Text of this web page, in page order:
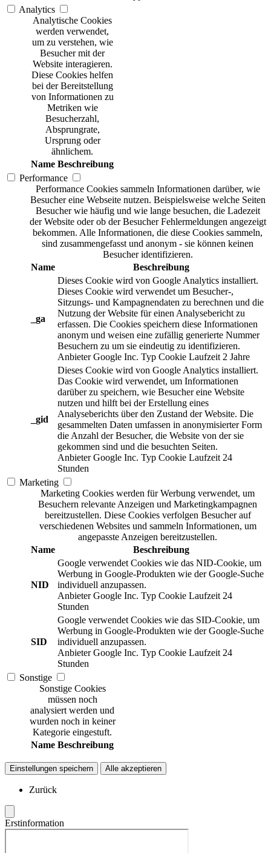
Analytics
Analytische Cookies
werden verwendet,
um zu verstehen, wie
Besucher mit der
Website interagieren.
Diese Cookies helfen
bei der Bereitstellung
von Informationen zu
Metriken wie
Besucherzahl,
Absprungrate,
Ursprung oder
ähnlichem.
Name Beschreibung
Performance
Performance Cookies sammeln Informationen darüber, wie
Besucher eine Webseite nutzen. Beispielsweise welche Seiten
Besucher wie häufig und wie lange besuchen, die Ladezeit
der Website oder ob der Besucher Fehlermeldungen angezeigt
bekommen. Alle Informationen, die diese Cookies sammeln,
sind zusammengefasst und anonym - sie können keinen
Besucher identifizieren.
Name
Beschreibung
_ga
Dieses Cookie wird von Google Analytics installiert.
Dieses Cookie wird verwendet um Besucher-,
Sitzungs- und Kampagnendaten zu berechnen und die
Nutzung der Website für einen Analysebericht zu
erfassen. Die Cookies speichern diese Informationen
anonym und weisen eine zufällig generierte Nummer
Besuchern zu um sie eindeutig zu identifizieren.
Anbieter Google Inc. Typ Cookie Laufzeit 2 Jahre
_gid
Dieses Cookie wird von Google Analytics installiert.
Das Cookie wird verwendet, um Informationen
darüber zu speichern, wie Besucher eine Website
nutzen und hilft bei der Erstellung eines
Analyseberichts über den Zustand der Website. Die
gesammelten Daten umfassen in anonymisierter Form
die Anzahl der Besucher, die Website von der sie
gekommen sind und die besuchten Seiten.
Anbieter Google Inc. Typ Cookie Laufzeit 24
Stunden
Marketing
Marketing Cookies werden für Werbung verwendet, um
Besuchern relevante Anzeigen und Marketingkampagnen
bereitzustellen. Diese Cookies verfolgen Besucher auf
verschiedenen Websites und sammeln Informationen, um
angepasste Anzeigen bereitzustellen.
Name
Beschreibung
NID
Google verwendet Cookies wie das NID-Cookie, um
Werbung in Google-Produkten wie der Google-Suche
individuell anzupassen.
Anbieter Google Inc. Typ Cookie Laufzeit 24
Stunden
SID
Google verwendet Cookies wie das SID-Cookie, um
Werbung in Google-Produkten wie der Google-Suche
individuell anzupassen.
Anbieter Google Inc. Typ Cookie Laufzeit 24
Stunden
Sonstige
Sonstige Cookies
müssen noch
analysiert werden und
wurden noch in keiner
Kategorie eingestuft.
Name Beschreibung
Einstellungen speichern Alle akzeptieren
Zurück
Erstinformation